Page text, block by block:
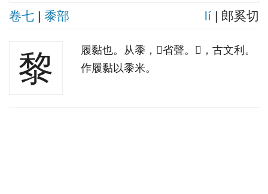
卷七 | 黍部 lí | 郎奚切
黎
履黏也。从黍，𥝢省聲。𥝢，古文利。
作履黏以黍米。